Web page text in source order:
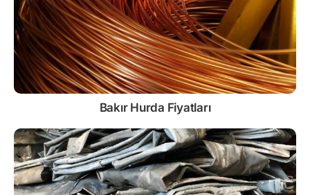
Bakır Hurda Fiyatları